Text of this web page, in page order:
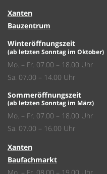
Xanten
Bauzentrum
Winteröffnungszeit
(ab letzten Sonntag im Oktober)
Mo. – Fr. 07.00 – 18.00 Uhr
Sa. 07.00 – 14.00 Uhr
Sommeröffnungszeit
(ab letzten Sonntag im März)
Mo. – Fr. 07.00 – 18.00 Uhr
Sa. 07.00 – 16.00 Uhr
Xanten
Baufachmarkt
Mo. – Fr. 08.00 – 19.00 Uhr